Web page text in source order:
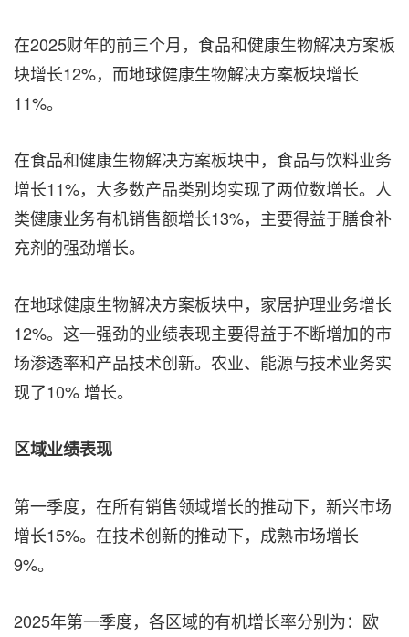
在2025财年的前三个月，食品和健康生物解决方案板
块增长12%，而地球健康生物解决方案板块增长
11%。
在食品和健康生物解决方案板块中，食品与饮料业务
增长11%，大多数产品类别均实现了两位数增长。人
类健康业务有机销售额增长13%，主要得益于膳食补
充剂的强劲增长。
在地球健康生物解决方案板块中，家居护理业务增长
12%。这一强劲的业绩表现主要得益于不断增加的市
场渗透率和产品技术创新。农业、能源与技术业务实
现了10% 增长。
区域业绩表现
第一季度，在所有销售领域增长的推动下，新兴市场
增长15%。在技术创新的推动下，成熟市场增长
9%。
2025年第一季度，各区域的有机增长率分别为：欧